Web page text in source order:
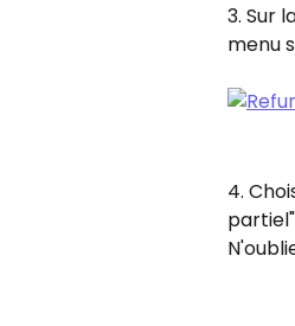
3. Sur
menu
4.